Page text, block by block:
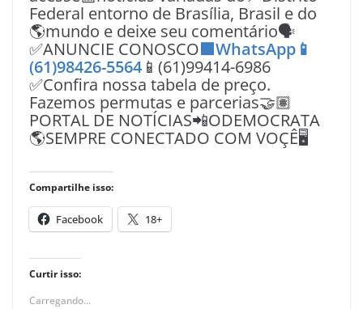
Federal entorno de Brasília, Brasil e do
🌎mundo e deixe seu comentário🗣
✅ANUNCIE CONOSCO🟩WhatsApp📱
(61)98426-5564 📱(61)99414-6986
✅Confira nossa tabela de preço.
Fazemos permutas e parcerias🤝🏽
PORTAL DE NOTÍCIAS📲ODEMOCRATA
🌎SEMPRE CONECTADO COM VOÇÊ🖥️
Compartilhe isso:
Facebook 18+
Curtir isso:
Carregando...